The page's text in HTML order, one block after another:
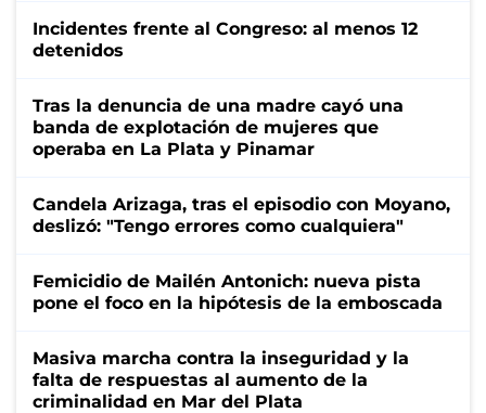
Incidentes frente al Congreso: al menos 12
detenidos
Tras la denuncia de una madre cayó una
banda de explotación de mujeres que
operaba en La Plata y Pinamar
Candela Arizaga, tras el episodio con Moyano,
deslizó: "Tengo errores como cualquiera"
Femicidio de Mailén Antonich: nueva pista
pone el foco en la hipótesis de la emboscada
Masiva marcha contra la inseguridad y la
falta de respuestas al aumento de la
criminalidad en Mar del Plata